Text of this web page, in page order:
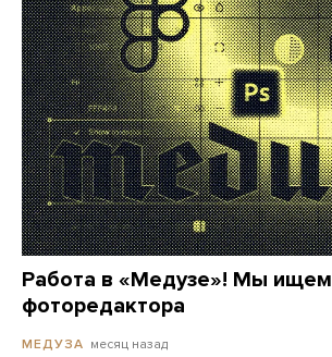
Работа в «Медузе»! Мы ищем
фоторедактора
МЕДУЗА месяц назад